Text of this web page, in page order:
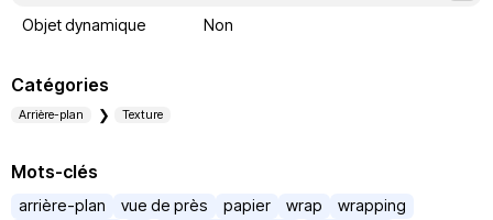
Objet dynamique
Non
Catégories
Arrière-plan Texture
Mots-clés
arrière-plan vue de près papier wrap
wrapping